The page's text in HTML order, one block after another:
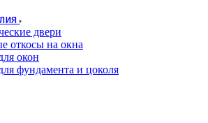
двери
откосы на окна
окон
фундамента и цоколя